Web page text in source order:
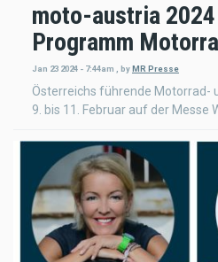
moto-austria
Programm
Jan 23 2024 - 7:44am byMR Presse
Österreichs führende Motorrad-
9. bis 11. Februar auf der Messe